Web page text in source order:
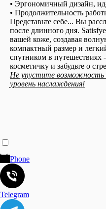
• Эргономичный дизайн,
• Продолжительность
Представьте себе... Вы
после длинного дня.
вашей коже, создавая
компактный размер и
спутником в путешествиях
косметичку и забудьте о
Не упустите возможность
уровень наслаждения!
Phone
Telegram